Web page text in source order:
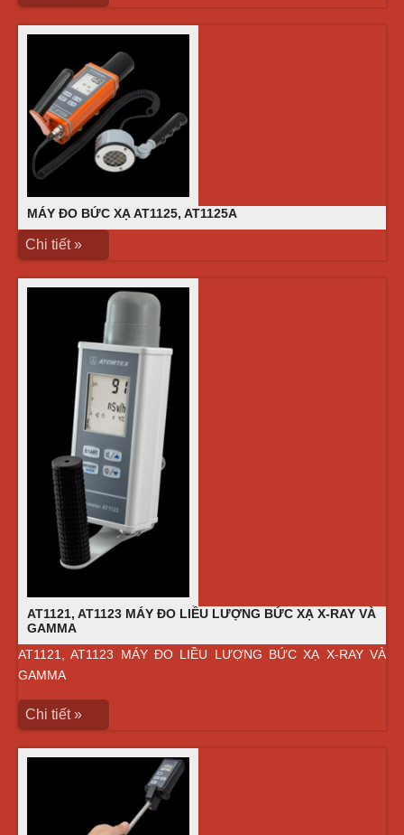
MÁY ĐO BỨC XẠ AT1125, AT1125A
Chi tiết »
AT1121, AT1123 MÁY ĐO LIỀU LƯỢNG BỨC XẠ X-RAY VÀ
GAMMA
AT1121, AT1123 MÁY ĐO LIỀU LƯỢNG BỨC XẠ X-RAY VÀ
GAMMA
Chi tiết »